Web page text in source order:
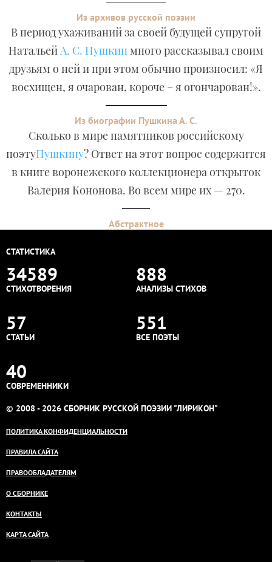
Из архивов русской поэзии
В период ухаживаний за своей будущей супругой
НатальейА. С. Пушкинмного рассказывал своим
друзьям о ней и при этом обычно произносил: «Я
восхищен, я очарован, короче – я огончарован!».
Из биографии Пушкина А. С.
Сколько в мире памятников российскому
поэтуПушкину? Ответ на этот вопрос содержится
в книге воронежского коллекционера открыток
Валерия Кононова. Во всем мире их — 270.
Абстрактное
СТАТИСТИКА
34589
СТИХОТВОРЕНИЯ
888
АНАЛИЗЫ СТИХОВ
57
СТАТЬИ
551
ВСЕ ПОЭТЫ
40
СОВРЕМЕННИКИ
© 2008 - 2026 СБОРНИК РУССКОЙ ПОЭЗИИ "ЛИРИКОН"
ПОЛИТИКА КОНФИДЕНЦИАЛЬНОСТИ
ПРАВИЛА САЙТА
ПРАВООБЛАДАТЕЛЯМ
О СБОРНИКЕ
КОНТАКТЫ
КАРТА САЙТА